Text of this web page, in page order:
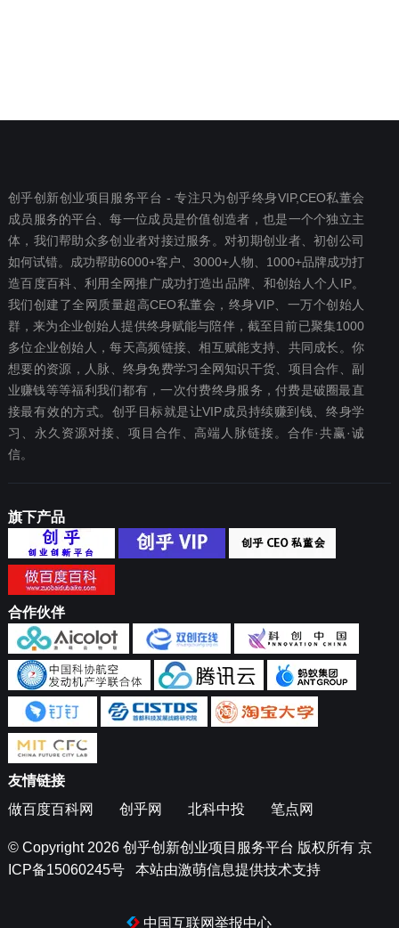
创乎创新创业项目服务平台 - 专注只为创乎终身VIP,CEO私董会
成员服务的平台、每一位成员是价值创造者，也是一个个独立主
体，我们帮助众多创业者对接过服务。对初期创业者、初创公司
如何试错。成功帮助6000+客户、3000+人物、1000+品牌成功打
造百度百科、利用全网推广成功打造出品牌、和创始人个人IP。
我们创建了全网质量超高CEO私董会，终身VIP、一万个创始人
群，来为企业创始人提供终身赋能与陪伴，截至目前已聚集1000
多位企业创始人，每天高频链接、相互赋能支持、共同成长。你
想要‬的资源，人脉、终身免费学习全网知识干货、项目合作、副
业赚钱等等福利我们都‬有，一次付费终‬身服务，付费是破圈最‬直
接最有效‬的方式。创乎目标就是让VIP成员持续赚到钱、终身学
习、永久资源对接、项目合作、高端人脉链接。合作·共赢·诚
信。
旗下产品
合作伙伴
友情链接
做百度百科网
创乎网 北科中投 笔点网
© Copyright 2026 创乎创新创业项目服务平台 版权所有 京
ICP备15060245号本站由激萌信息提供技术支持
中国互联网举报中心